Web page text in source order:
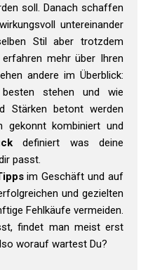
soll. Danach schaffen
untereinander
Stil aber trotzdem
mehr über Ihren
andere im Überblick:
stehen und wie
Stärken betont werden
gekonnt kombiniert und
definiert was deine
passt.
im Geschäft und auf
und gezielten
Fehlkäufe vermeiden.
findet man meist erst
worauf wartest Du?